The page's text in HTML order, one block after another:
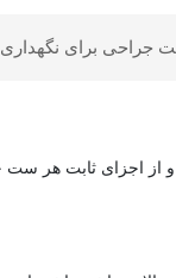
از اجزای ثابت هر